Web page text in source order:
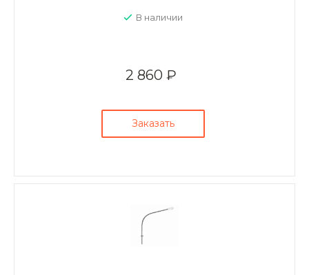
В наличии
2 860 ₽
Заказать